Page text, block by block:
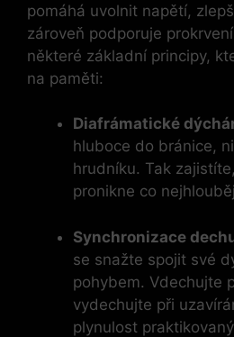
pomáhá uvolnit napětí,
zároveň podporuje
některé základní principy,
na⁣ paměti:
Diafrámatické
hluboce do‍ bránice,‍
hrudníku. ⁤Tak
pronikne ​co
Synchronizace
se⁢ snažte spojit své
‍pohybem. Vdechujte
vydechujte při
plynulost